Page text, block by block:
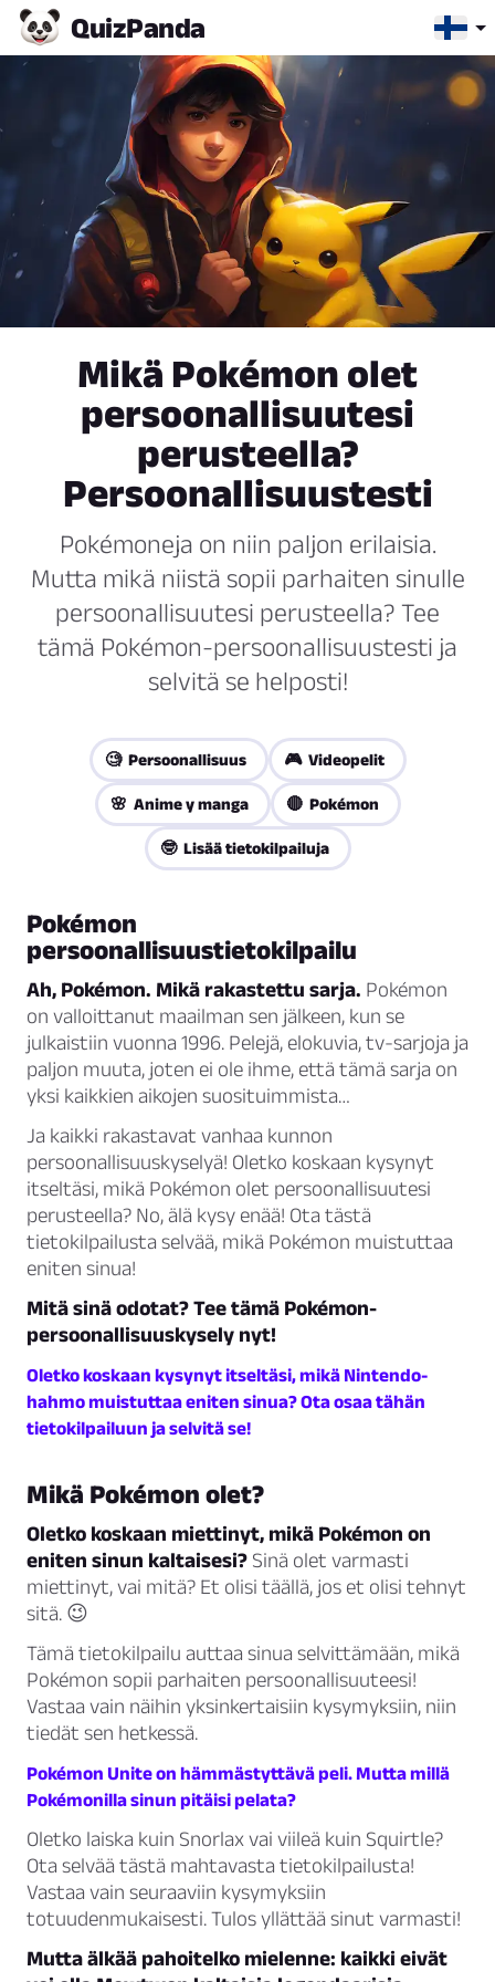
QuizPanda
Mikä Pokémon olet
persoonallisuutesi
perusteella?
Persoonallisuustesti
Pokémoneja on niin paljon erilaisia.
Mutta mikä niistä sopii parhaiten sinulle
persoonallisuutesi perusteella? Tee
tämä Pokémon-persoonallisuustesti ja
selvitä se helposti!
🧐 Persoonallisuus 🎮 Videopelit
🌸 Anime y manga 🔴 Pokémon
🤓 Lisää tietokilpailuja
Pokémon
persoonallisuustietokilpailu
Ah, Pokémon. Mikä rakastettu sarja. Pokémon
on valloittanut maailman sen jälkeen, kun se
julkaistiin vuonna 1996. Pelejä, elokuvia, tv-sarjoja ja
paljon muuta, joten ei ole ihme, että tämä sarja on
yksi kaikkien aikojen suosituimmista…
Ja kaikki rakastavat vanhaa kunnon
persoonallisuuskyselyä! Oletko koskaan kysynyt
itseltäsi, mikä Pokémon olet persoonallisuutesi
perusteella? No, älä kysy enää! Ota tästä
tietokilpailusta selvää, mikä Pokémon muistuttaa
eniten sinua!
Mitä sinä odotat? Tee tämä Pokémon-
persoonallisuuskysely nyt!
Oletko koskaan kysynyt itseltäsi, mikä Nintendo-
hahmo muistuttaa eniten sinua? Ota osaa tähän
tietokilpailuun ja selvitä se!
Mikä Pokémon olet?
Oletko koskaan miettinyt, mikä Pokémon on
eniten sinun kaltaisesi? Sinä olet varmasti
miettinyt, vai mitä? Et olisi täällä, jos et olisi tehnyt
sitä. 😉
Tämä tietokilpailu auttaa sinua selvittämään, mikä
Pokémon sopii parhaiten persoonallisuuteesi!
Vastaa vain näihin yksinkertaisiin kysymyksiin, niin
tiedät sen hetkessä.
Pokémon Unite on hämmästyttävä peli. Mutta millä
Pokémonilla sinun pitäisi pelata?
Oletko laiska kuin Snorlax vai viileä kuin Squirtle?
Ota selvää tästä mahtavasta tietokilpailusta!
Vastaa vain seuraaviin kysymyksiin
totuudenmukaisesti. Tulos yllättää sinut varmasti!
Mutta älkää pahoitelko mielenne: kaikki eivät